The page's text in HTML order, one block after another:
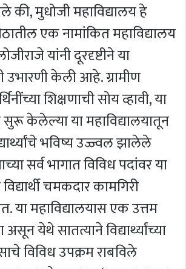
की, मुधोजी महाविद्यालय हे
एक नामांकित महाविद्यालय
यांनी दूरदृष्टीने या
उभारणी केली आहे. ग्रामीण
शिक्षणाची सोय व्हावी, या
सुरू केलेल्या या महाविद्यालयातून
भविष्य उज्ज्वल झालेले
सर्व भागात विविध पदांवर या
चमकदार कामगिरी
या महाविद्यालयास एक उत्तम
येथे सातत्याने विद्यार्थ्यांच्या
विविध उपक्रम राबविले